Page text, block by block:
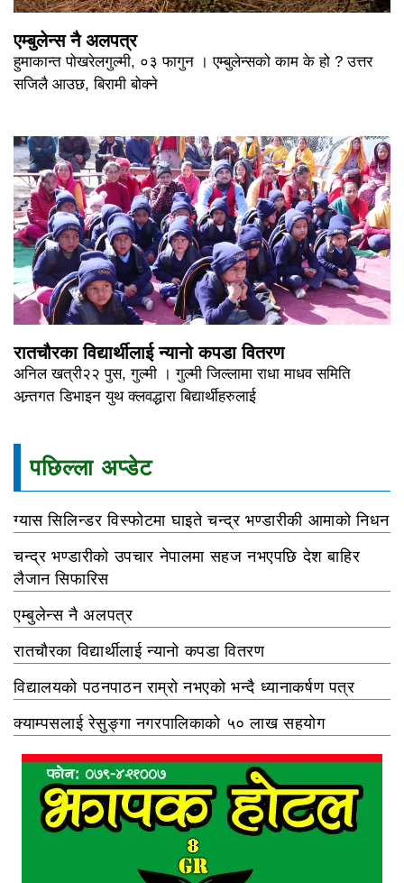
एम्बुलेन्स नै अलपत्र
हुमाकान्त पोखरेलगुल्मी, ०३ फागुन । एम्बुलेन्सको काम के हो ? उत्तर
सजिलै आउछ, बिरामी बोक्ने
रातचौरका विद्यार्थीलाई न्यानो कपडा वितरण
अनिल खत्री२२ पुस, गुल्मी । गुल्मी जिल्लामा राधा माधव समिति
अन्र्तगत डिभाइन युथ क्लवद्धारा बिद्यार्थीहरुलाई
पछिल्ला अप्डेट
ग्यास सिलिन्डर विस्फोटमा घाइते चन्द्र भण्डारीकी आमाको निधन
चन्द्र भण्डारीको उपचार नेपालमा सहज नभएपछि देश बाहिर
लैजान सिफारिस
एम्बुलेन्स नै अलपत्र
रातचौरका विद्यार्थीलाई न्यानो कपडा वितरण
विद्यालयको पठनपाठन राम्रो नभएको भन्दै ध्यानाकर्षण पत्र
क्याम्पसलाई रेसुङ्गा नगरपालिकाको ५० लाख सहयोग